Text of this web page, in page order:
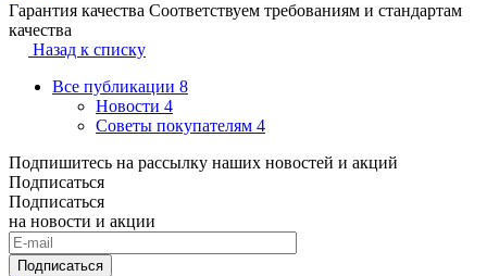
Гарантия качества Соответствуем требованиям и стандартам
качества
Назад к списку
Все публикации 8
Новости 4
Советы покупателям 4
Подпишитесь на рассылку наших новостей и акций
Подписаться
Подписаться
на новости и акции
Подписаться